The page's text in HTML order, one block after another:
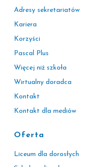
Adresy sekretariatów
Kariera
Korzyści
Pascal Plus
Więcej niż szkoła
Wirtualny doradca
Kontakt
Kontakt dla mediów
Oferta
Liceum dla dorosłych